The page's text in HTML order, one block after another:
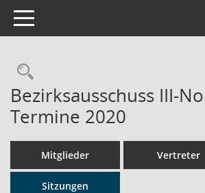
Toggle navigation
Rechercheauswahl
Bezirksausschuss III-
Termine 2020
Mitglieder Vertreter
Sitzungen